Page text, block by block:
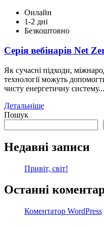
Онлайн
1-2 дні
Безкоштовно
Серія вебінарів Net
Як сучасні підходи,
технології можуть
чисту енергетичну систему...
Детальніше
Пошук
Недавні записи
Привіт, світ!
Останні
Коментатор WordPress